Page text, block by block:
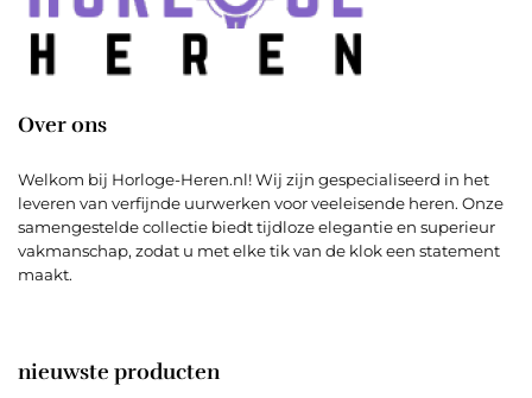
Over ons
Welkom bij Horloge-Heren.nl! Wij zijn gespecialiseerd in het
leveren van verfijnde uurwerken voor veeleisende heren. Onze
samengestelde collectie biedt tijdloze elegantie en superieur
vakmanschap, zodat u met elke tik van de klok een statement
maakt.
nieuwste producten